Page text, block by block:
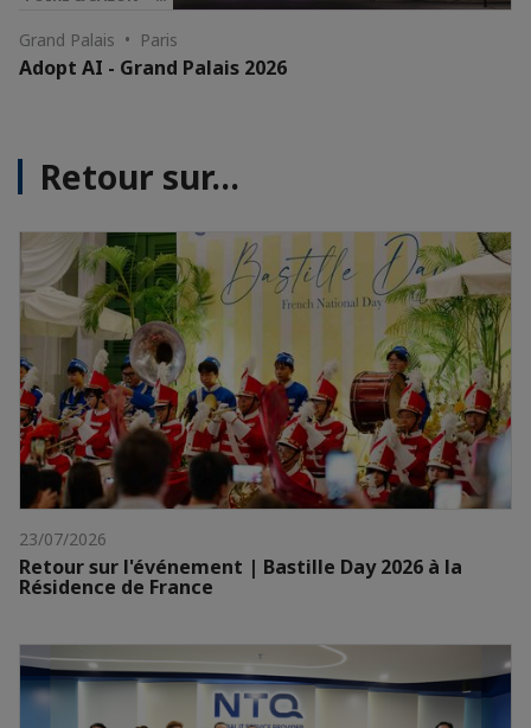
Grand Palais • Paris
Adopt AI - Grand Palais 2026
Retour sur...
23/07/2026
Retour sur l'événement | Bastille Day 2026 à la
Résidence de France